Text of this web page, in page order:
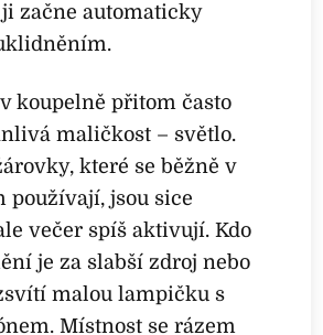
začne automaticky
koupelně přitom často
maličkost – světlo.
které se běžně v
používají, jsou sice
večer spíš aktivují. Kdo
je za slabší zdroj nebo
malou lampičku s
Místnost se rázem